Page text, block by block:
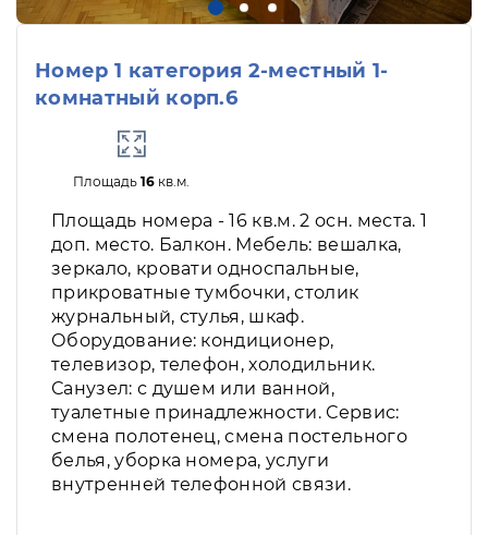
Номер 1 категория 2-местный 1-
комнатный корп.6
Площадь16 кв.м.
Площадь номера - 16 кв.м. 2 осн. места. 1
доп. место. Балкон. Мебель: вешалка,
зеркало, кровати односпальные,
прикроватные тумбочки, столик
журнальный, стулья, шкаф.
Оборудование: кондиционер,
телевизор, телефон, холодильник.
Санузел: с душем или ванной,
туалетные принадлежности. Сервис:
смена полотенец, смена постельного
белья, уборка номера, услуги
внутренней телефонной связи.